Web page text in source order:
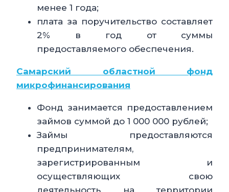
менее 1 года;
плата за поручительство составляет
2% в год от суммы
предоставляемого обеспечения.
Самарский областной фонд
микрофинансирования
Фонд занимается предоставлением
займов суммой до 1 000 000 рублей;
Займы предоставляются
предпринимателям,
зарегистрированным и
осуществляющих свою